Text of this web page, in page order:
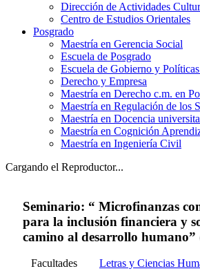
Dirección de Actividades
Centro de Estudios Orientales
Posgrado
Maestría en Gerencia Social
Escuela de Posgrado
Escuela de Gobierno y
Derecho y Empresa
Maestría en Derecho c.m. en
Maestría en Regulación de los
Maestría en Docencia
Maestría en Cognición
Maestría en Ingeniería Civil
Cargando el Reproductor...
Seminario: “ Microfinanzas
para la inclusión financiera y
camino al desarrollo humano”
Facultades
Letras y Ciencias